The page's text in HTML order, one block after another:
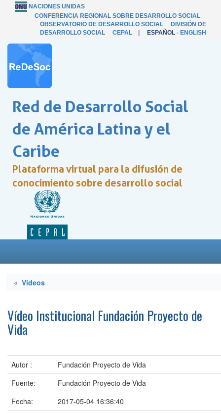
NACIONES UNIDAS
CONFERENCIA REGIONAL SOBRE DESARROLLO SOCIAL
OBSERVATORIO DE DESARROLLO SOCIAL
DIVISIÓN DE
DESARROLLO SOCIAL
CEPAL ESPAÑOL - ENGLISH
Red de Desarrollo Social
de América Latina y el
Caribe
Plataforma virtual para la difusión de
conocimiento sobre desarrollo social
« Videos
Vídeo Institucional Fundación Proyecto de
Vida
Autor :
Fundación Proyecto de Vida
Fuente:
Fundación Proyecto de Vida
Fecha:
2017-05-04 16:36:40